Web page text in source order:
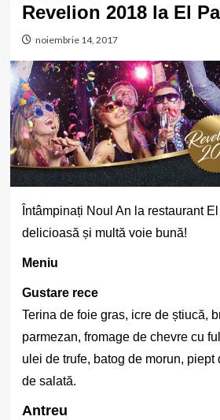
Revelion 2018 la El
noiembrie 14, 2017
Întâmpinați Noul An la restaurant
delicioasă și multă voie bună!
Meniu
Gustare rece
Terina de foie gras, icre de știucă,
parmezan, fromage de chevre cu
ulei de trufe, batog de morun, piept
de salată.
Antreu